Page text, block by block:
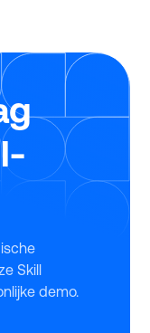
van deze
Skill
demo.